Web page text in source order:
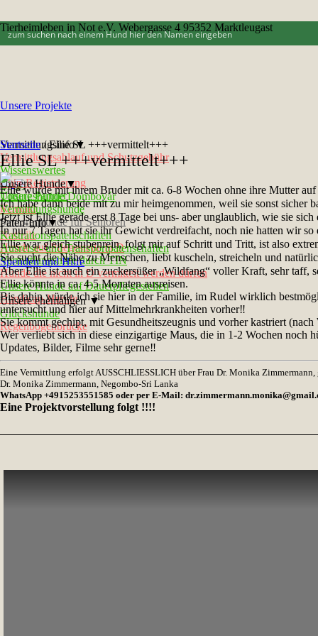
Tierheimleben in Not e.V. Webergasse 4 95352 Marktleugast
Unsere Projekte
Vermittlungsinfo▼
Vermittlungsablauf und Schutzgebühr
Wissenswertes
Chip-Registrierung
Unsere Partner
Kontakt
Unsere Hunde▼
Tötungshunde Dombovár
Vermittlungshunde
Seniorenhunde für Senioren
Notfelle
Hunde auf Pflegestelle in D
Vermittlungshilfe durch TIN
Hunde die nicht in D vermittelt werden dürfen
Unsere Hunde auf Dauerpflegestellen
Handicap-Hunde
Paten-Info▼
Kastrationspatenschaften
Ausreise- und Transportpatenschaften
Spenden und Hilfe
Unsere ehemaligen ▼
Glückshunde
Regenbogenbrücke
Startseite /Ellie SL +++vermittelt+++
Ellie SL +++vermittelt+++
Ellie wurde mit ihrem Bruder mit ca. 6-8 Wochen ohne ihre Mutter
Ich habe dann beide mit zu mir heimgenommen, weil sie sonst sicher
Jetzt ist Ellie gerade erst 8 Tage bei uns- aber unglaublich, wie sie
In nur 7 Tagen hat sie ihr Gewicht verdreifacht, noch nie hatten wir
Ellie war gleich stubenrein, folgt mir auf Schritt und Tritt, ist also
Sie sucht die Nähe zu Menschen, liebt kuscheln, streicheln und
Aber Ellie ist auch ein zuckersüßer „Wildfang“ voller Kraft, sehr
Ellie könnte in ca. 4-5 Monaten ausreisen.
Bis dahin würde ich sie hier in der Familie, im Rudel wirklich
untersucht und hier auf Mittelmehrkrankheiten vorher‼️
Sie kommt gechipt, mit Gesundheitszeugnis und vorher kastriert (nach
Wer verliebt sich in diese einzigartige Maus, die in 1-2 Wochen noch
Updates, Bilder, Filme sehr gerne‼️
Eine Vermittlung erfolgt AUSSCHLIESSLICH über Frau Dr. Monika Zimmermann,
Dr. Monika Zimmermann, Negombo-Sri Lanka
WhatsApp +4915253551585 oder per E-Mail:
Eine Projektvorstellung folgt !!!!